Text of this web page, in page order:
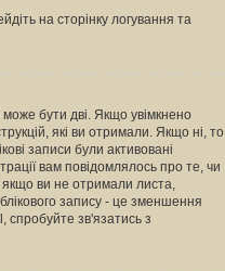
на сторінку логування та
бути дві. Якщо увімкнено
які ви отримали. Якщо ні, то
записи були активовані
вам повідомлялось про те, чи
якщо ви не отримали листа,
запису - це зменшення
зв'язатись з